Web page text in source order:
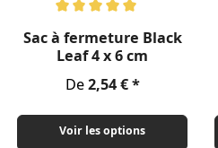
Sac à fermeture Black
Leaf 4 x 6 cm
Prix régulier :
De2,54 €
Voir les options